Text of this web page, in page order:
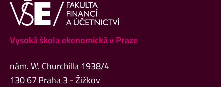
Vysoká škola ekonomická v Praze
nám. W. Churchilla 1938/4
130 67 Praha 3 - Žižkov